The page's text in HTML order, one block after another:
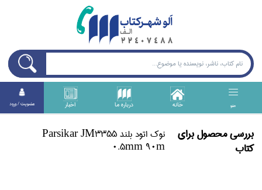
منو خانه درباره ما اخبار عضويت / ورود
بررسی محصول برای
كتاب
نوك اتود بلند Parsikar JM3355
0.5mm 90m